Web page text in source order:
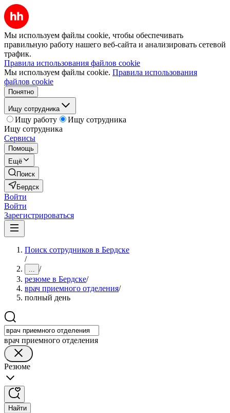
Мы используем файлы cookie, чтобы обеспечивать
правильную работу нашего веб-сайта и анализировать сетевой
трафик.
Правила использования файлов cookie
Мы используем файлы cookie. Правила использования
файлов cookie
Понятно
Ищу сотрудника
Ищу работу
Ищу сотрудника
Ищу сотрудника
Сервисы
Помощь
Ещё
Поиск
Бердск
Войти
Войти
Зарегистрироваться
Поиск сотрудников в Бердске
/
... /
резюме в Бердске/
врач приемного отделения/
полный день
врач приемного отделения
Резюме
Найти